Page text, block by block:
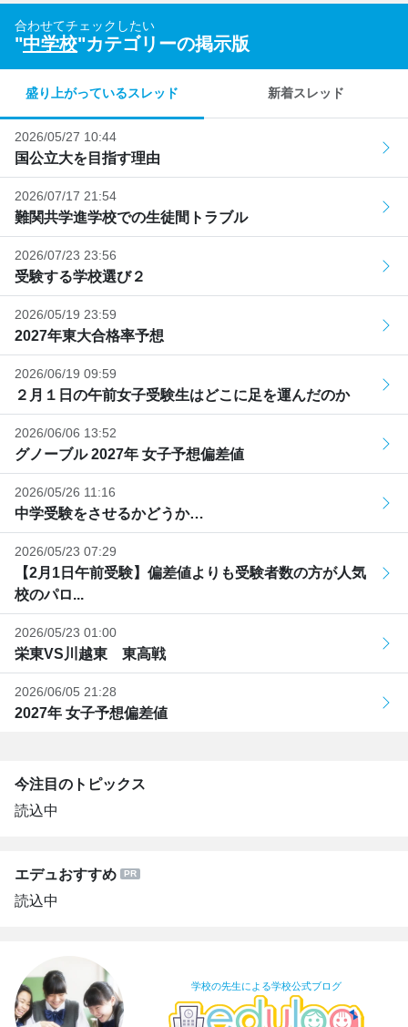
合わせてチェックしたい
"中学校"カテゴリーの掲示版
盛り上がっているスレッド 新着スレッド
2026/05/27 10:44
国公立大を目指す理由
2026/07/17 21:54
難関共学進学校での生徒間トラブル
2026/07/23 23:56
受験する学校選び２
2026/05/19 23:59
2027年東大合格率予想
2026/06/19 09:59
２月１日の午前女子受験生はどこに足を運んだのか
2026/06/06 13:52
グノーブル 2027年 女子予想偏差値
2026/05/26 11:16
中学受験をさせるかどうか…
2026/05/23 07:29
【2月1日午前受験】偏差値よりも受験者数の方が人気
校のパロ...
2026/05/23 01:00
栄東VS川越東 東高戦
2026/06/05 21:28
2027年 女子予想偏差値
今注目のトピックス
読込中
エデュおすすめ
読込中
学校の先生による学校公式ブログ